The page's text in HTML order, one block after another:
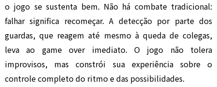
o jogo se sustenta bem. Não há combate tradicional:
falhar significa recomeçar. A detecção por parte dos
guardas, que reagem até mesmo à queda de colegas,
leva ao game over imediato. O jogo não tolera
improvisos, mas constrói sua experiência sobre o
controle completo do ritmo e das possibilidades.